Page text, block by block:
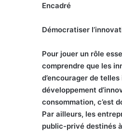
Encadré
Démocratiser
Pour jouer un rôle
comprendre que les
d’encourager de
développement
consommation, c’est
Par ailleurs, les
public-privé destinés